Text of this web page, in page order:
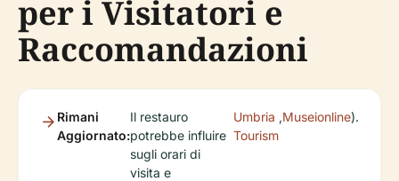
per i Visitatori e
Raccomandazioni
Rimani
Aggiornato:
Il restauro
potrebbe influire
sugli orari di
visita e
Umbria
Tourism
,Museionline).